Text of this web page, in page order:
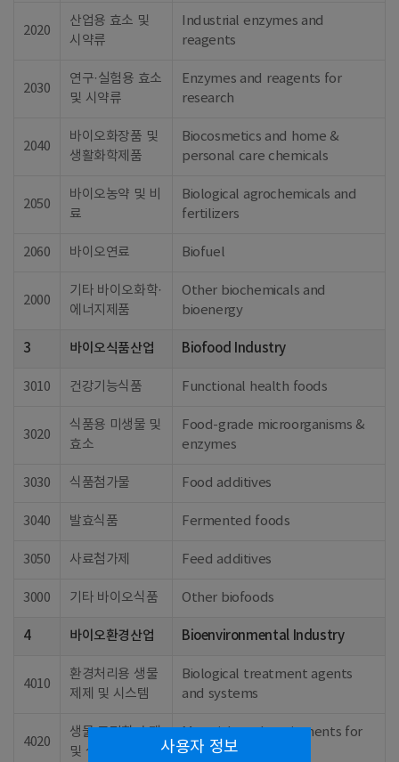
2020
산업용 효소 및
시약류
Industrial enzymes and
reagents
2030
연구·실험용 효소
및 시약류
Enzymes and reagents for
research
2040
바이오화장품 및
생활화학제품
Biocosmetics and home &
personal care chemicals
2050
바이오농약 및 비
료
Biological agrochemicals and
fertilizers
2060 바이오연료 Biofuel
2000
기타 바이오화학·
에너지제품
Other biochemicals and
bioenergy
3 바이오식품산업 Biofood Industry
3010 건강기능식품 Functional health foods
3020
식품용 미생물 및
효소
Food-grade microorganisms &
enzymes
3030 식품첨가물 Food additives
3040 발효식품 Fermented foods
3050 사료첨가제 Feed additives
3000 기타 바이오식품 Other biofoods
4 바이오환경산업 Bioenvironmental Industry
4010
환경처리용 생물
제제 및 시스템
Biological treatment agents
and systems
4020
생물 고정화 소재
및 설비
Materials and equipments for
bio immobilization
사용자 정보